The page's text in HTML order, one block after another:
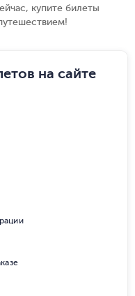
купите билеты
на сайте